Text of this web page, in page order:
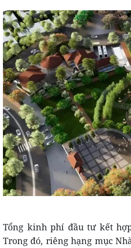
Tổng kinh phí đầu tư kết
Trong đó, riêng hạng mục